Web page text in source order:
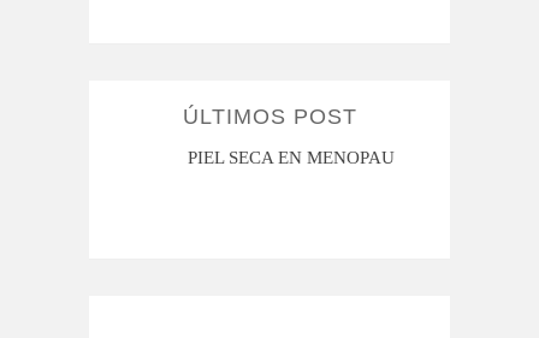
ÚLTIMOS POST
PIEL SECA EN MENOPAUSIA